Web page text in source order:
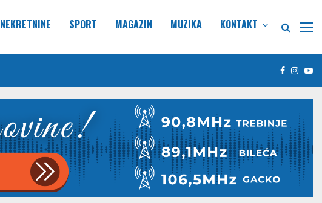
NEKRETNINE SPORT MAGAZIN MUZIKA KONTAKT
Facebook